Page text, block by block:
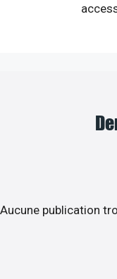
Aucune publication